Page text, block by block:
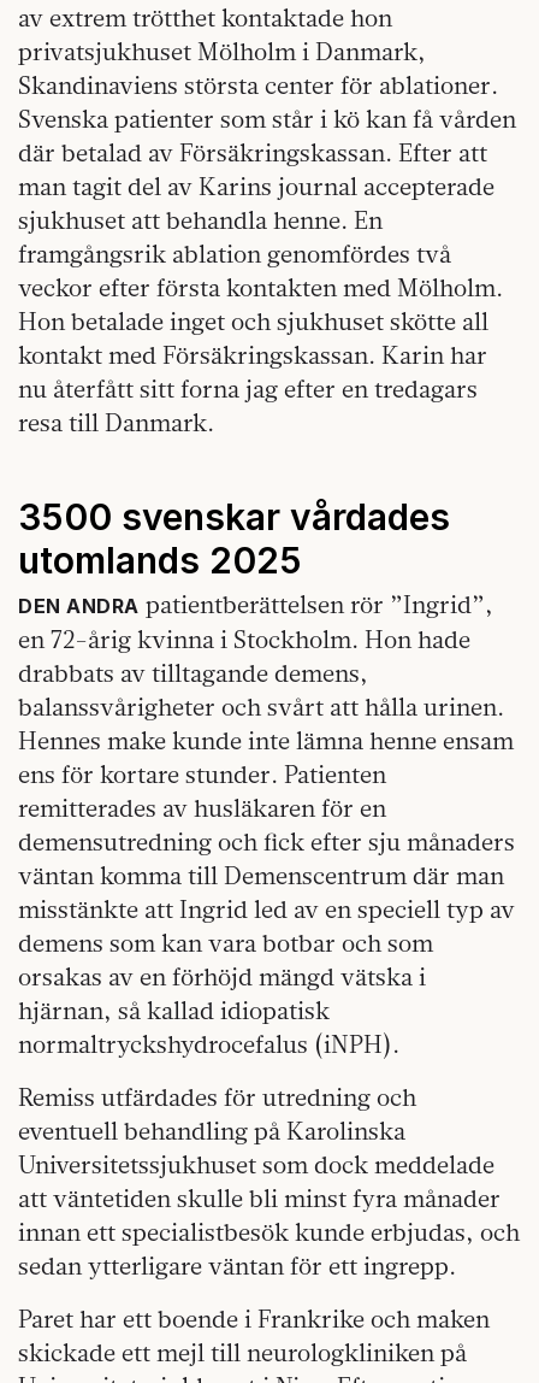
av extrem trötthet kontaktade hon
privatsjukhuset Mölholm i Danmark,
Skandinaviens största center för ablationer.
Svenska patienter som står i kö kan få vården
där betalad av Försäkringskassan. Efter att
man tagit del av Karins journal accepterade
sjukhuset att behandla henne. En
framgångsrik ablation genomfördes två
veckor efter första kontakten med Mölholm.
Hon betalade inget och sjukhuset skötte all
kontakt med Försäkringskassan. Karin har
nu återfått sitt forna jag efter en tredagars
resa till Danmark.
3500 svenskar vårdades
utomlands 2025
DEN ANDRA patientberättelsen rör ”Ingrid”,
en 72-årig kvinna i Stockholm. Hon hade
drabbats av tilltagande demens,
balanssvårigheter och svårt att hålla urinen.
Hennes make kunde inte lämna henne ensam
ens för kortare stunder. Patienten
remitterades av husläkaren för en
demensutredning och fick efter sju månaders
väntan komma till Demenscentrum där man
misstänkte att Ingrid led av en speciell typ av
demens som kan vara botbar och som
orsakas av en förhöjd mängd vätska i
hjärnan, så kallad idiopatisk
normaltryckshydrocefalus (iNPH).
Remiss utfärdades för utredning och
eventuell behandling på Karolinska
Universitetssjukhuset som dock meddelade
att väntetiden skulle bli minst fyra månader
innan ett specialistbesök kunde erbjudas, och
sedan ytterligare väntan för ett ingrepp.
Paret har ett boende i Frankrike och maken
skickade ett mejl till neurologkliniken på